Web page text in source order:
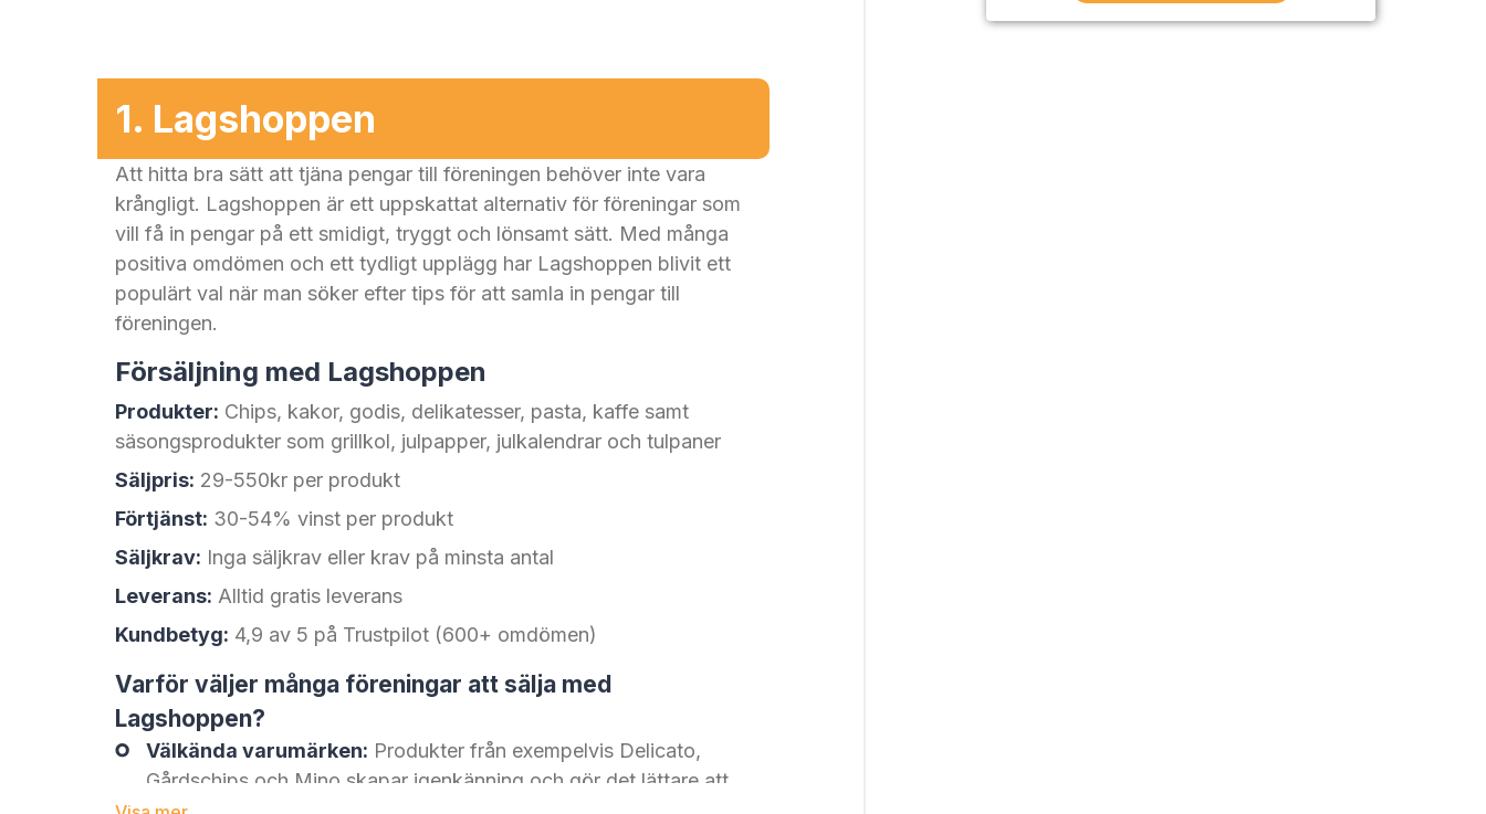
1. Lagshoppen
Att hitta bra sätt att tjäna pengar till föreningen behöver inte vara
krångligt. Lagshoppen är ett uppskattat alternativ för föreningar som
vill få in pengar på ett smidigt, tryggt och lönsamt sätt. Med många
positiva omdömen och ett tydligt upplägg har Lagshoppen blivit ett
populärt val när man söker efter tips för att samla in pengar till
föreningen.
Försäljning med Lagshoppen
Produkter: Chips, kakor, godis, delikatesser, pasta, kaffe samt
säsongsprodukter som grillkol, julpapper, julkalendrar och tulpaner
Säljpris: 29-550kr per produkt
Förtjänst: 30-54% vinst per produkt
Säljkrav: Inga säljkrav eller krav på minsta antal
Leverans: Alltid gratis leverans
Kundbetyg: 4,9 av 5 på Trustpilot (600+ omdömen)
Varför väljer många föreningar att sälja med
Lagshoppen?
Välkända varumärken: Produkter från exempelvis Delicato,
Gårdschips och Mino skapar igenkänning och gör det lättare att